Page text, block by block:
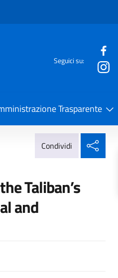
Seguici su:
Trasparente
Condividi
Taliban’s
and